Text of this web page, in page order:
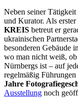
Neben seiner
und Kurator. Als
KREIS betreut er
ukrainischen
besonderen Gebäude
wo man nicht weiß, ob
Nürnbergs ist – auf
regelmäßig
Jahre
Ausstellung noch